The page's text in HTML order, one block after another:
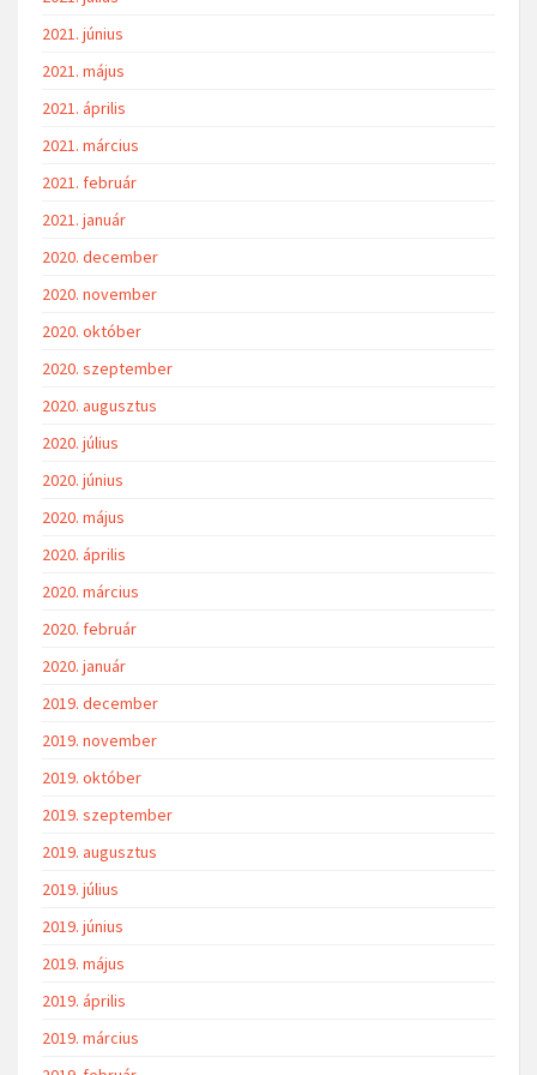
2021. június
2021. május
2021. április
2021. március
2021. február
2021. január
2020. december
2020. november
2020. október
2020. szeptember
2020. augusztus
2020. július
2020. június
2020. május
2020. április
2020. március
2020. február
2020. január
2019. december
2019. november
2019. október
2019. szeptember
2019. augusztus
2019. július
2019. június
2019. május
2019. április
2019. március